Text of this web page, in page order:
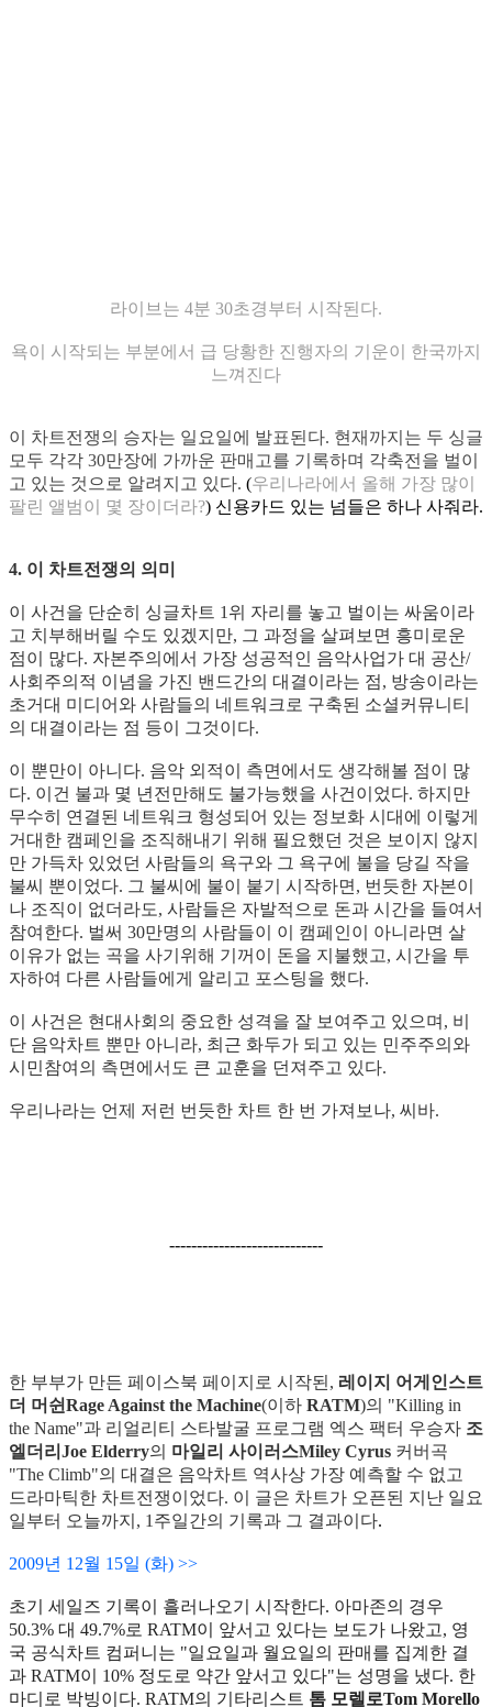
라이브는 4분 30초경부터 시작된다.
욕이 시작되는 부분에서 급 당황한 진행자의 기운이 한국까지
느껴진다
이 차트전쟁의 승자는 일요일에 발표된다. 현재까지는 두 싱글
모두 각각 30만장에 가까운 판매고를 기록하며 각축전을 벌이
고 있는 것으로 알려지고 있다. (우리나라에서 올해 가장 많이
팔린 앨범이 몇 장이더라?) 신용카드 있는 넘들은 하나 사줘라.
4. 이 차트전쟁의 의미
이 사건을 단순히 싱글차트 1위 자리를 놓고 벌이는 싸움이라
고 치부해버릴 수도 있겠지만, 그 과정을 살펴보면 흥미로운
점이 많다. 자본주의에서 가장 성공적인 음악사업가 대 공산/
사회주의적 이념을 가진 밴드간의 대결이라는 점, 방송이라는
초거대 미디어와 사람들의 네트워크로 구축된 소셜커뮤니티
의 대결이라는 점 등이 그것이다.
이 뿐만이 아니다. 음악 외적이 측면에서도 생각해볼 점이 많
다. 이건 불과 몇 년전만해도 불가능했을 사건이었다. 하지만
무수히 연결된 네트워크 형성되어 있는 정보화 시대에 이렇게
거대한 캠페인을 조직해내기 위해 필요했던 것은 보이지 않지
만 가득차 있었던 사람들의 욕구와 그 욕구에 불을 당길 작을
불씨 뿐이었다. 그 불씨에 불이 붙기 시작하면, 번듯한 자본이
나 조직이 없더라도, 사람들은 자발적으로 돈과 시간을 들여서
참여한다. 벌써 30만명의 사람들이 이 캠페인이 아니라면 살
이유가 없는 곡을 사기위해 기꺼이 돈을 지불했고, 시간을 투
자하여 다른 사람들에게 알리고 포스팅을 했다.
이 사건은 현대사회의 중요한 성격을 잘 보여주고 있으며, 비
단 음악차트 뿐만 아니라, 최근 화두가 되고 있는 민주주의와
시민참여의 측면에서도 큰 교훈을 던져주고 있다.
우리나라는 언제 저런 번듯한 차트 한 번 가져보나, 씨바.
----------------------------
한 부부가 만든 페이스북 페이지로 시작된, 레이지 어게인스트
더 머쉰Rage Against the Machine(이하 RATM)의 "Killing in
the Name"과 리얼리티 스타발굴 프로그램 엑스 팩터 우승자 조
엘더리Joe Elderry의 마일리 사이러스Miley Cyrus 커버곡
"The Climb"의 대결은 음악차트 역사상 가장 예측할 수 없고
드라마틱한 차트전쟁이었다. 이 글은 차트가 오픈된 지난 일요
일부터 오늘까지, 1주일간의 기록과 그 결과이다.
2009년 12월 15일 (화) >>
초기 세일즈 기록이 흘러나오기 시작한다. 아마존의 경우
50.3% 대 49.7%로 RATM이 앞서고 있다는 보도가 나왔고, 영
국 공식차트 컴퍼니는 "일요일과 월요일의 판매를 집계한 결
과 RATM이 10% 정도로 약간 앞서고 있다"는 성명을 냈다. 한
마디로 박빙이다. RATM의 기타리스트 톰 모렐로Tom Morello